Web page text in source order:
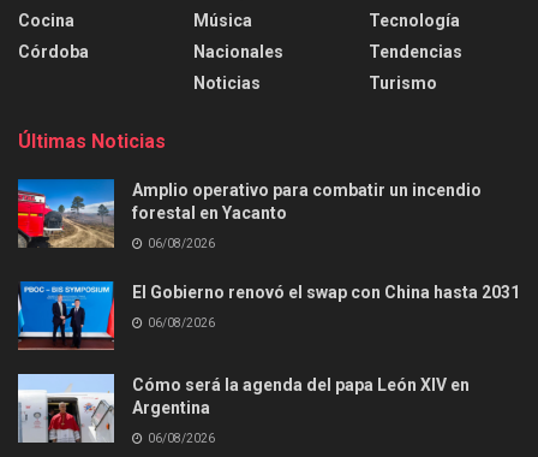
Cocina
Córdoba
Música
Nacionales
Noticias
Tecnología
Tendencias
Turismo
Últimas Noticias
Amplio operativo para combatir un incendio
forestal en Yacanto
06/08/2026
El Gobierno renovó el swap con China hasta 2031
06/08/2026
Cómo será la agenda del papa León XIV en
Argentina
06/08/2026